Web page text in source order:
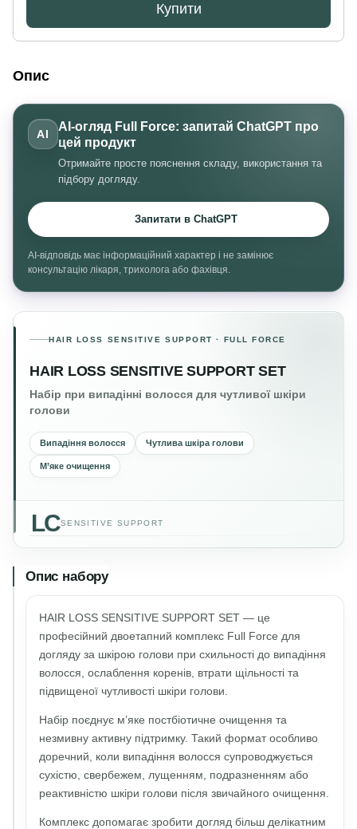
Купити
Опис
AI
AI-огляд Full Force: запитай ChatGPT про
цей продукт
Отримайте просте пояснення складу, використання та
підбору догляду.
Запитати в ChatGPT
AI-відповідь має інформаційний характер і не замінює
консультацію лікаря, трихолога або фахівця.
HAIR LOSS SENSITIVE SUPPORT · FULL FORCE
HAIR LOSS SENSITIVE SUPPORT SET
Набір при випадінні волосся для чутливої шкіри
голови
Випадіння волосся Чутлива шкіра голови
М’яке очищення
LCSENSITIVE SUPPORT
Опис набору
HAIR LOSS SENSITIVE SUPPORT SET — це
професійний двоетапний комплекс Full Force для
догляду за шкірою голови при схильності до випадіння
волосся, ослаблення коренів, втрати щільності та
підвищеної чутливості шкіри голови.
Набір поєднує м’яке постбіотичне очищення та
незмивну активну підтримку. Такий формат особливо
доречний, коли випадіння волосся супроводжується
сухістю, свербежем, лущенням, подразненням або
реактивністю шкіри голови після звичайного очищення.
Комплекс допомагає зробити догляд більш делікатним